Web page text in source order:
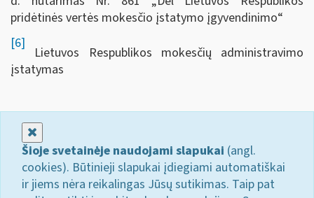
pridėtinės vertės mokesčio įstatymo įgyvendinimo“
[6]
Lietuvos Respublikos mokesčių administravimo
įstatymas
Šioje svetainėje naudojami slapukai (angl.
cookies). Būtinieji slapukai įdiegiami automatiškai
ir jiems nėra reikalingas Jūsų sutikimas. Taip pat